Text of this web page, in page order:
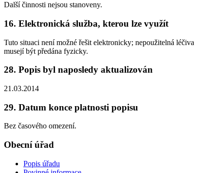
Další činnosti nejsou stanoveny.
16. Elektronická služba, kterou lze využít
Tuto situaci není možné řešit elektronicky; nepoužitelná léčiva
musejí být předána fyzicky.
28. Popis byl naposledy aktualizován
21.03.2014
29. Datum konce platnosti popisu
Bez časového omezení.
Obecní úřad
Popis úřadu